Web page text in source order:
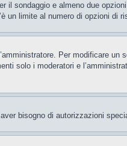
sondaggio e almeno due
un limite al numero di opzioni di
Per modificare un
solo i moderatori e
bisogno di autorizzazioni